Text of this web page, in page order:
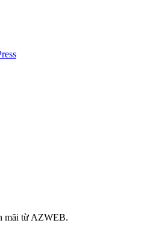
mãi từ AZWEB.